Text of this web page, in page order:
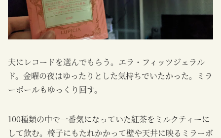
夫にレコードを選んでもらう。エラ・フィッツジェラル
ド。金曜の夜はゆったりとした気持ちでいたかった。ミラ
ーボールもゆっくり回す。
100種類の中で一番気になっていた紅茶をミルクティーに
して飲む。椅子にもたれかかって壁や天井に映るミラーボ